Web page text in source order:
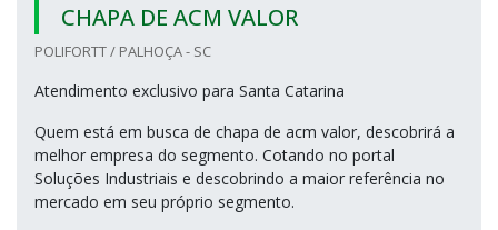
CHAPA DE ACM VALOR
POLIFORTT / PALHOÇA - SC
Atendimento exclusivo para Santa Catarina
Quem está em busca de chapa de acm valor, descobrirá a
melhor empresa do segmento. Cotando no portal
Soluções Industriais e descobrindo a maior referência no
mercado em seu próprio segmento.